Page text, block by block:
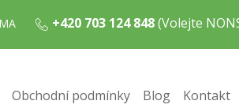
+420 703 124 848(Volejte
Obchodní podmínky Blog Kontakt
Nádrž na dešťovou vodu